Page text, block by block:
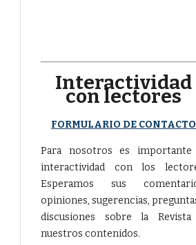
Interactividad
con lectores
FORMULARIO DE CONTACTO
Para nosotros es importante
interactividad con los
Esperamos sus
opiniones, sugerencias,
discusiones sobre la
nuestros contenidos.